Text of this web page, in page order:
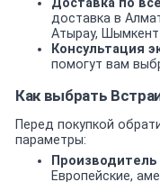
доставка в
Атырау, Шымкент
Консультация
помогут вам
Как выбрать
Перед покупкой
параметры:
Европейские,